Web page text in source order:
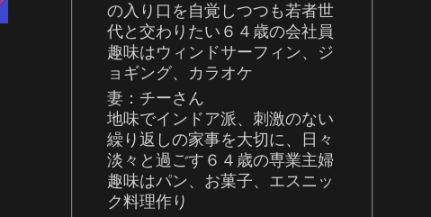
の入り口を自覚しつつも若者世
代と交わりたい６４歳の会社員
趣味はウィンドサーフィン、ジ
ョギング、カラオケ
妻：チーさん
地味でインドア派、刺激のない
繰り返しの家事を大切に、日々
淡々と過ごす６４歳の専業主婦
趣味はパン、お菓子、エスニッ
ク料理作り